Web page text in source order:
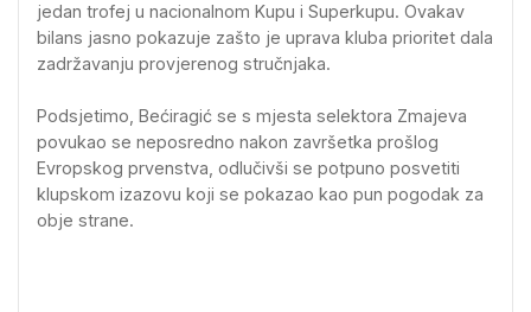
jedan trofej u nacionalnom Kupu i Superkupu. Ovakav
bilans jasno pokazuje zašto je uprava kluba prioritet dala
zadržavanju provjerenog stručnjaka.
Podsjetimo, Bećiragić se s mjesta selektora Zmajeva
povukao se neposredno nakon završetka prošlog
Evropskog prvenstva, odlučivši se potpuno posvetiti
klupskom izazovu koji se pokazao kao pun pogodak za
obje strane.